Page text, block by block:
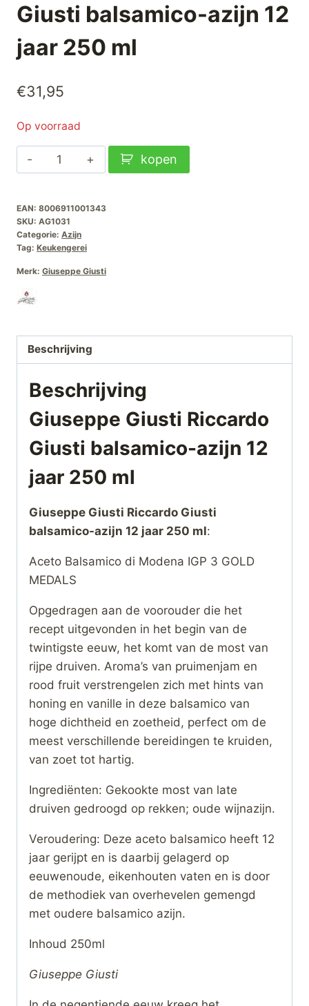
Giusti balsamico-azijn 12
jaar 250 ml
€31,95
Op voorraad
Giuseppe
Giusti
Giusti
balsamico-
azijn
12
aantal
kopen
EAN: 8006911001343
SKU: AG1031
Categorie: Azijn
Tag: Keukengerei
Merk: Giuseppe Giusti
Beschrijving
Beschrijving
Giuseppe Giusti Riccardo
Giusti balsamico-azijn 12
jaar 250 ml
Giuseppe Giusti Riccardo Giusti
balsamico-azijn 12 jaar 250 ml:
Aceto Balsamico di Modena IGP 3 GOLD
MEDALS
Opgedragen aan de voorouder die het
recept uitgevonden in het begin van de
twintigste eeuw, het komt van de most van
rijpe druiven. Aroma’s van pruimenjam en
rood fruit verstrengelen zich met hints van
honing en vanille in deze balsamico van
hoge dichtheid en zoetheid, perfect om de
meest verschillende bereidingen te kruiden,
van zoet tot hartig.
Ingrediënten: Gekookte most van late
druiven gedroogd op rekken; oude wijnazijn.
Veroudering: Deze aceto balsamico heeft 12
jaar gerijpt en is daarbij gelagerd op
eeuwenoude, eikenhouten vaten en is door
de methodiek van overhevelen gemengd
met oudere balsamico azijn.
Inhoud 250ml
Giuseppe Giusti